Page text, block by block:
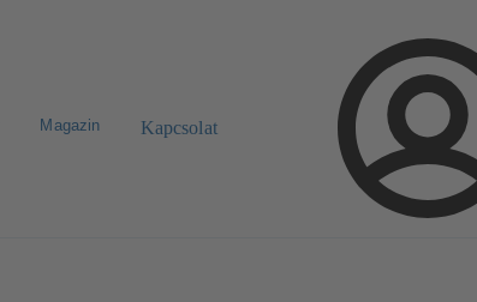
Magazin Kapcsolat